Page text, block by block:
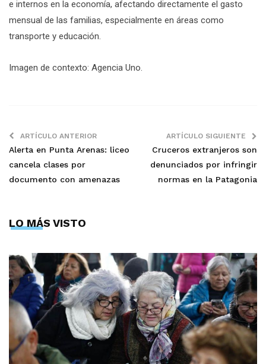
e internos en la economía, afectando directamente el gasto
mensual de las familias, especialmente en áreas como
transporte y educación.
Imagen de contexto: Agencia Uno.
ARTÍCULO ANTERIOR
Alerta en Punta Arenas: liceo
cancela clases por
documento con amenazas
ARTÍCULO SIGUIENTE
Cruceros extranjeros son
denunciados por infringir
normas en la Patagonia
LO MÁS VISTO